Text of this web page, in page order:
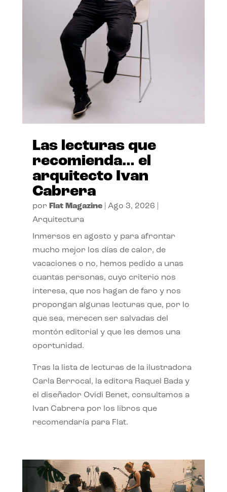
Las lecturas que
recomienda… el
arquitecto Ivan
Cabrera
por Flat Magazine| Ago 3, 2026
Arquitectura
Inmersos en agosto y para afrontar
mucho mejor los días de calor, de
vacaciones o no, hemos pedido a unas
cuantas personas, cuyo criterio nos
interesa, que nos hagan de faro y nos
propongan algunas lecturas que, por lo
que sea, merecen ser salvadas del
montón editorial y que les demos una
oportunidad.
Tras la lista de lecturas de la ilustradora
Carla Berrocal, la editora Raquel Bada y
el diseñador Ovidi Benet, consultamos a
Ivan Cabrera por los libros que
recomendaría para Flat.